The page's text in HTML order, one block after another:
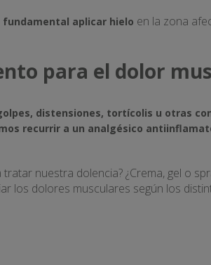
aplicar hielo en la zona
para el dolor
distensiones, tortícolis u otras
recurrir a un analgésico
nuestra dolencia? ¿Crema, gel o
los dolores musculares según los